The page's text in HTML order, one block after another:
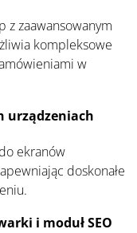
z zaawansowanym
kompleksowe
w
urządzeniach
ekranów
doskonałe
i moduł SEO